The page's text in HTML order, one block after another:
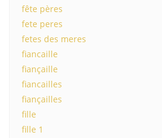
fête pères
fete peres
fetes des meres
fiancaille
fiançaille
fiancailles
fiançailles
fille
fille 1